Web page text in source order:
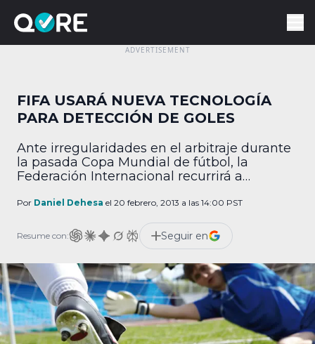
FIFA USARÁ NUEVA TECNOLOGÍA
PARA DETECCIÓN DE GOLES
Ante irregularidades en el arbitraje durante
la pasada Copa Mundial de fútbol, la
Federación Internacional recurrirá a
goles y para definir mejor la posición de las
de Hawkeye, el sistema tecnológico de gol
de línea (por sus siglas en inglés GLT) ya […]
Por Daniel Dehesa el 20 febrero, 2013 a las 14:00 PST
Resume con: Seguir en